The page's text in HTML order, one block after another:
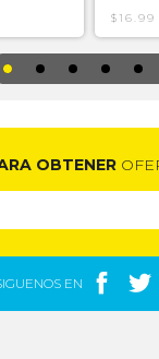
$16.99
OBTENER
EN  